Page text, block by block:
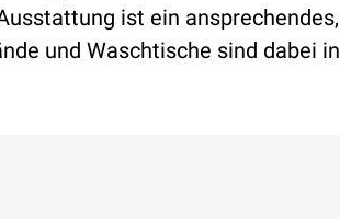
ist ein ansprechendes,
und Waschtische sind dabei in